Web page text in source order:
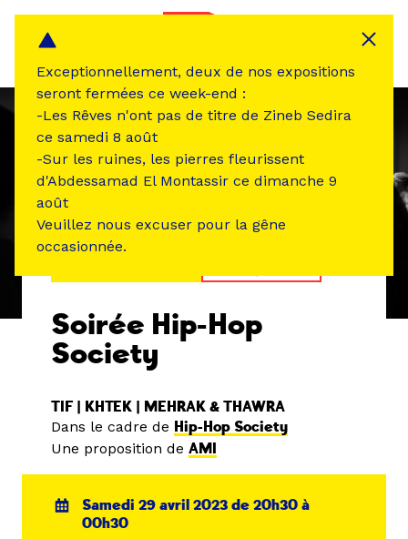
Soirée Hip-Hop
Society
TIF | KHTEK | MEHRAK & THAWRA
Dans le cadre de Hip-Hop Society
Une proposition de AMI
Samedi 29 avril 2023 de 20h30 à
00h30
Exceptionnellement, deux de nos expositions
seront fermées ce week-end :
-Les Rêves n'ont pas de titre de Zineb Sedira
ce samedi 8 août
-Sur les ruines, les pierres fleurissent
d'Abdessamad El Montassir ce dimanche 9
août
Veuillez nous excuser pour la gêne
occasionnée.
Panneau de gestion des cookies